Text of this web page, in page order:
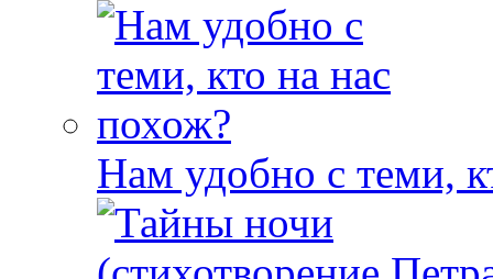
Нам удобно с теми,